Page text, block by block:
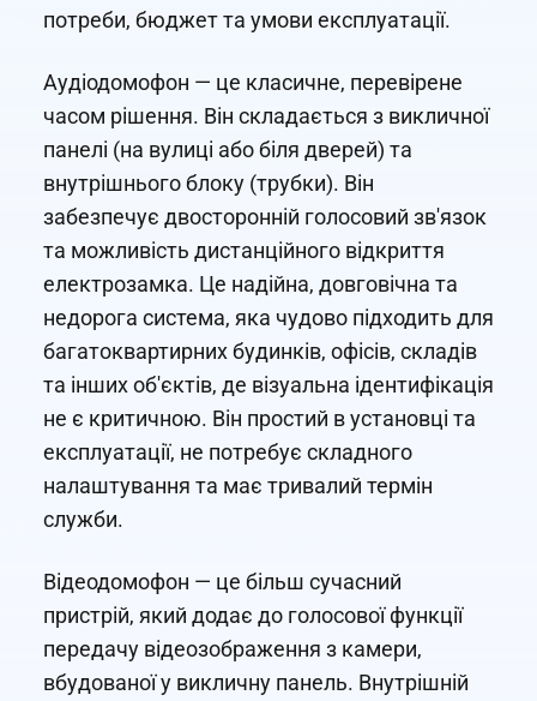
потреби, бюджет та умови експлуатації.
Аудіодомофон — це класичне, перевірене
часом рішення. Він складається з викличної
панелі (на вулиці або біля дверей) та
внутрішнього блоку (трубки). Він
забезпечує двосторонній голосовий зв'язок
та можливість дистанційного відкриття
електрозамка. Це надійна, довговічна та
недорога система, яка чудово підходить для
багатоквартирних будинків, офісів, складів
та інших об'єктів, де візуальна ідентифікація
не є критичною. Він простий в установці та
експлуатації, не потребує складного
налаштування та має тривалий термін
служби.
Відеодомофон — це більш сучасний
пристрій, який додає до голосової функції
передачу відеозображення з камери,
вбудованої у викличну панель. Внутрішній